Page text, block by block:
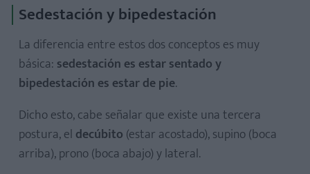
Sedestación y bipedestación
La diferencia entre estos dos conceptos es muy
básica: sedestación es estar sentado y
bipedestación es estar de pie.
Dicho esto, cabe señalar que existe una tercera
postura, el decúbito (estar acostado), supino (boca
arriba), prono (boca abajo) y lateral.